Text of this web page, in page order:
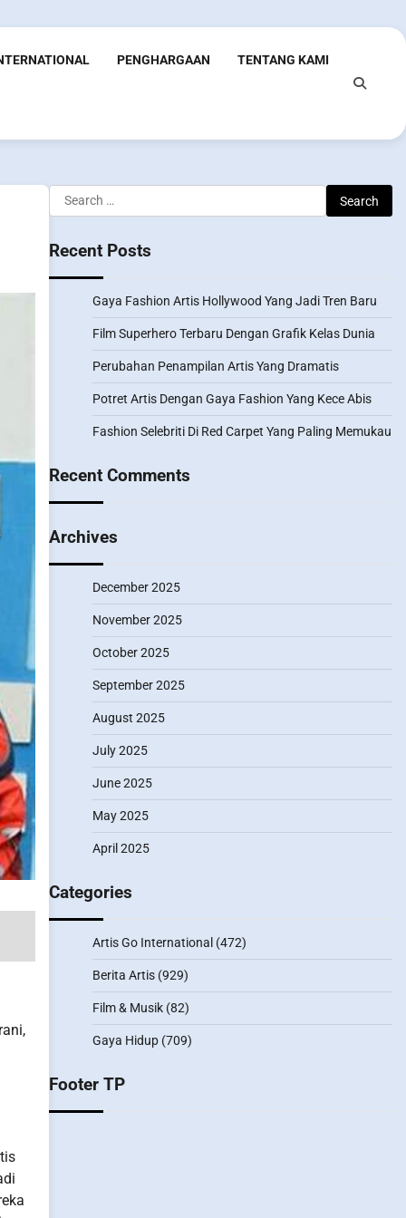
PENGHARGAAN TENTANG KAMI
Search
for:
Recent Posts
Gaya Fashion Artis Hollywood Yang Jadi Tren Baru
Film Superhero Terbaru Dengan Grafik Kelas Dunia
Perubahan Penampilan Artis Yang Dramatis
Potret Artis Dengan Gaya Fashion Yang Kece Abis
Fashion Selebriti Di Red Carpet Yang Paling Memukau
Recent Comments
Archives
December 2025
November 2025
October 2025
September 2025
August 2025
July 2025
June 2025
May 2025
April 2025
Categories
Artis Go International (472)
Berita Artis(929)
Film & Musik(82)
Gaya Hidup(709)
Footer TP